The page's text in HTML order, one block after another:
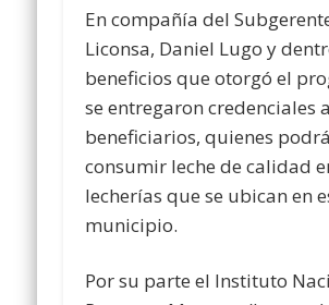
En compañía del
Liconsa, Daniel Lugo y
beneficios que otorgó el
se entregaron credenciales
beneficiarios, quienes
consumir leche de calidad
lecherías que se ubican en
municipio.
Por su parte el Instituto